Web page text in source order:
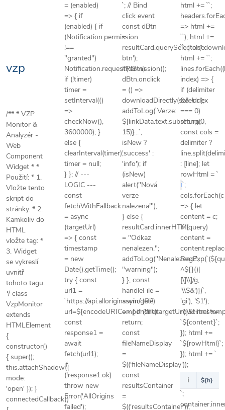
HLEDAT
NÁKUPNÍ KOŠÍK
Eshop
Půjčovna
zdravotních
pomůcek
Výdej
pomůcek
na
poukaz
Bazarová
nabídka
Kontakty
Jak
nakupovat
Ceny
dopravného
Způsob
dodání
a
platby
Obchodní
podmínky
Podmínky
osobních
údajů
Mapa
serveru
vzp
/** * VZP
Monitor &
Analyzér -
Web
Component
Widget * *
Použití: * 1.
Vložte tento
skript do
stránky. * 2.
Kamkoliv do
HTML
vložte tag: *
3. Widget
se vykreslí
uvnitř
tohoto tagu.
*/ class
VzpMonitor
extends
HTMLElement
{
constructor()
{ super();
this.attachShadow({
mode:
'open' }); }
connectedCallback()
= (enabled)
=> { if
(enabled) { if
(Notification.permission
!==
"granted")
Notification.requestPermission();
if (!timer)
timer =
setInterval(()
=>
checkNow(),
3600000); }
else {
clearInterval(timer);
timer = null;
} }; // ---
LOGIC ---
const
fetchWithFallback
= async
(targetUrl)
=> { const
timestamp
= new
Date().getTime();
try { const
url1 =
`https://api.allorigins.win/get?
const
response1 =
await
fetch(url1);
if
(!response1.ok)
throw new
Error('AllOrigins
failed');
`; // Bind
click event
const dBtn
=
btn');
if(dBtn)
dBtn.onclick
= () =>
downloadDirectly(safeUrl);
addToLog(`Verze:
${linkData.text.substring(0,
15)}...`,
isNew ?
'success' :
'info'); if
(isNew)
alert("Nová
verze
nalezena!");
} else {
resultCard.innerHTML
= "Odkaz
nenalezen.";
addToLog("Nenalezeno",
"warning");
} }; const
handleFile =
async (file)
=> { if (!file)
return;
const
fileNameDisplay
=
$(('fileNameDisplay'));
const
resultsContainer
=
$(('resultsContainer'));
html += ``;
=> html +=
``); html +=
``; } else
html += ``;
index) => {
if (delimiter
&& index
=== 0)
return;
const cols =
delimiter ?
: [line]; let
rowHtml = `
ℹ️`;
cols.forEach(c
=> { let
content = c;
if (query)
content =
^${}()|
[\]\\]/g,
'\\$&')})`,
'gi'), '$1');
rowHtml +=
`${content}`;
}); html +=
`${rowHtml}`;
}); html += `
ℹ️ ${h}
`;